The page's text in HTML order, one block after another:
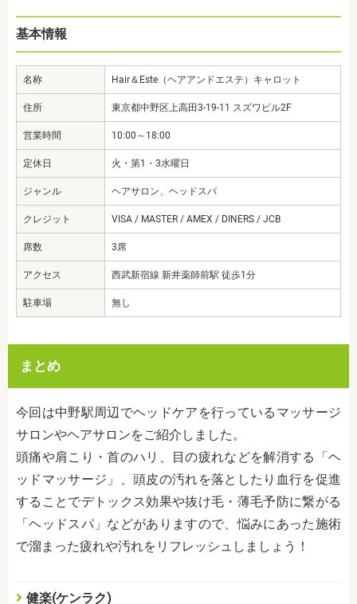
基本情報
名称 Hair＆Este（ヘアアンドエステ）キャロット
住所 東京都中野区上高田3-19-11 スズワビル2F
営業時間 10:00～18:00
定休日 火・第1・3水曜日
ジャンル ヘアサロン、ヘッドスパ
クレジット VISA / MASTER / AMEX / DINERS / JCB
席数 3席
アクセス 西武新宿線 新井薬師前駅 徒歩1分
駐車場 無し
まとめ
今回は中野駅周辺でヘッドケアを行っているマッサージ
サロンやヘアサロンをご紹介しました。
頭痛や肩こり・首のハリ、目の疲れなどを解消する「ヘ
ッドマッサージ」、頭皮の汚れを落としたり血行を促進
することでデトックス効果や抜け毛・薄毛予防に繋がる
「ヘッドスパ」などがありますので、悩みにあった施術
で溜まった疲れや汚れをリフレッシュしましょう！
健楽(ケンラク)